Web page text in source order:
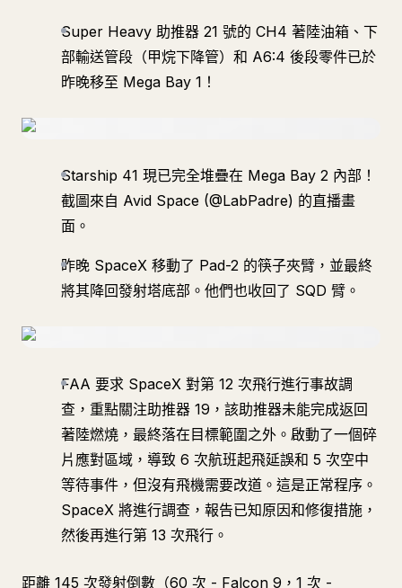
Super Heavy 助推器 21 號的 CH4 著陸油箱、下
部輸送管段（甲烷下降管）和 A6:4 後段零件已於
昨晚移至 Mega Bay 1！
Starship 41 現已完全堆疊在 Mega Bay 2 內部！
截圖來自 Avid Space (@LabPadre) 的直播畫
面。
昨晚 SpaceX 移動了 Pad-2 的筷子夾臂，並最終
將其降回發射塔底部。他們也收回了 SQD 臂。
FAA 要求 SpaceX 對第 12 次飛行進行事故調
查，重點關注助推器 19，該助推器未能完成返回
著陸燃燒，最終落在目標範圍之外。啟動了一個碎
片應對區域，導致 6 次航班起飛延誤和 5 次空中
等待事件，但沒有飛機需要改道。這是正常程序。
SpaceX 將進行調查，報告已知原因和修復措施，
然後再進行第 13 次飛行。
距離 145 次發射倒數（60 次 - Falcon 9，1 次 -